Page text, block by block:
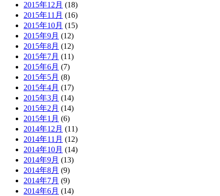
2015年12月 (18)
2015年11月 (16)
2015年10月 (15)
2015年9月 (12)
2015年8月 (12)
2015年7月 (11)
2015年6月 (7)
2015年5月 (8)
2015年4月 (17)
2015年3月 (14)
2015年2月 (14)
2015年1月 (6)
2014年12月 (11)
2014年11月 (12)
2014年10月 (14)
2014年9月 (13)
2014年8月 (9)
2014年7月 (9)
2014年6月 (14)